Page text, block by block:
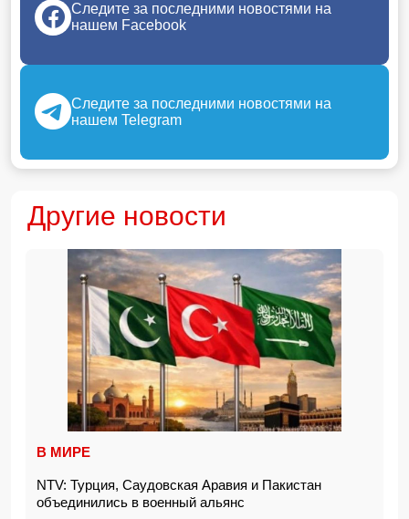
Следите за последними новостями на
нашем Facebook
Следите за последними новостями на
нашем Telegram
Другие новости
В МИРЕ
NTV: Турция, Саудовская Аравия и Пакистан
объединились в военный альянс